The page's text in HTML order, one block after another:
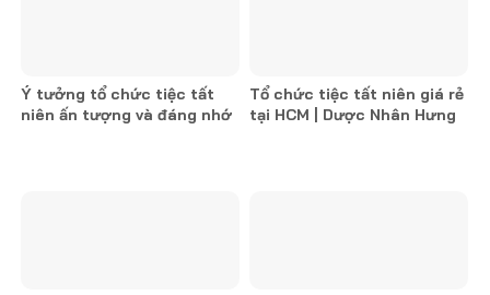
Ý tưởng tổ chức tiệc tất
niên ấn tượng và đáng nhớ
Tổ chức tiệc tất niên giá rẻ
tại HCM | Dược Nhân Hưng